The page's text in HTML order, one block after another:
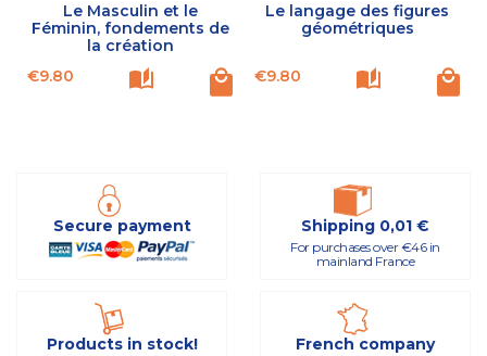
Le Masculin et le
Féminin, fondements de
la création
Price
€9.80
Le langage des figures
géométriques
Price
€9.80
Secure payment Shipping 0,01 €
For purchases over €46 in
mainland France
Products in stock! French company